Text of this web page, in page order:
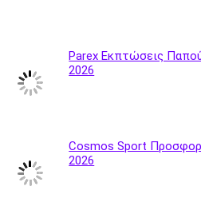
Parex Εκπτώσεις
2026
Cosmos Sport
2026